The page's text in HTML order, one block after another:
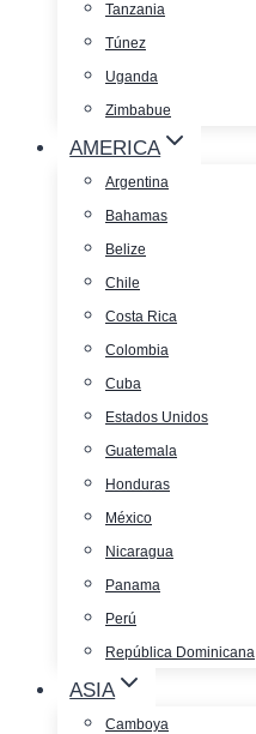
Tanzania
Túnez
Uganda
Zimbabue
AMERICA
Argentina
Bahamas
Belize
Chile
Costa Rica
Colombia
Cuba
Estados Unidos
Guatemala
Honduras
México
Nicaragua
Panama
Perú
República Dominicana
ASIA
Camboya